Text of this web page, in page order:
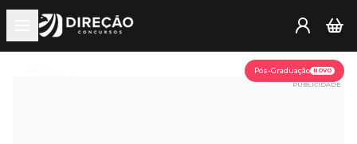
Open main menu
Pós-Graduação NOVO
PUBLICIDADE